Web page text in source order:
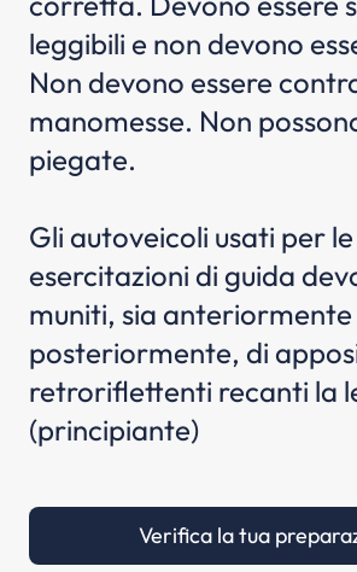
leggibili e non devono
Non devono essere
manomesse. Non
piegate.
Gli autoveicoli usati per le
esercitazioni di guida
muniti, sia anteriormente
posteriormente, di
retroriflettenti recanti la
(principiante)
Verifica la tua